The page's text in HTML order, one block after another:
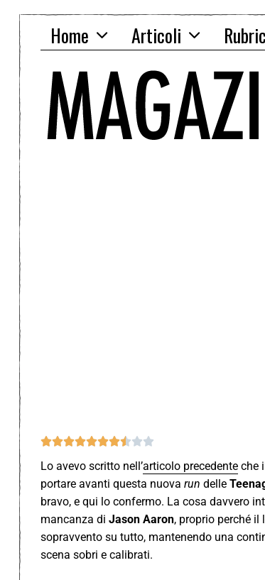
Home Articoli

Lo avevo scritto nell’articolo precedente che
portare avanti questa nuova run delle
bravo, e qui lo confermo. La cosa davvero
mancanza di Jason Aaron, proprio perché il
sopravvento su tutto, mantenendo una
scena sobri e calibrati.